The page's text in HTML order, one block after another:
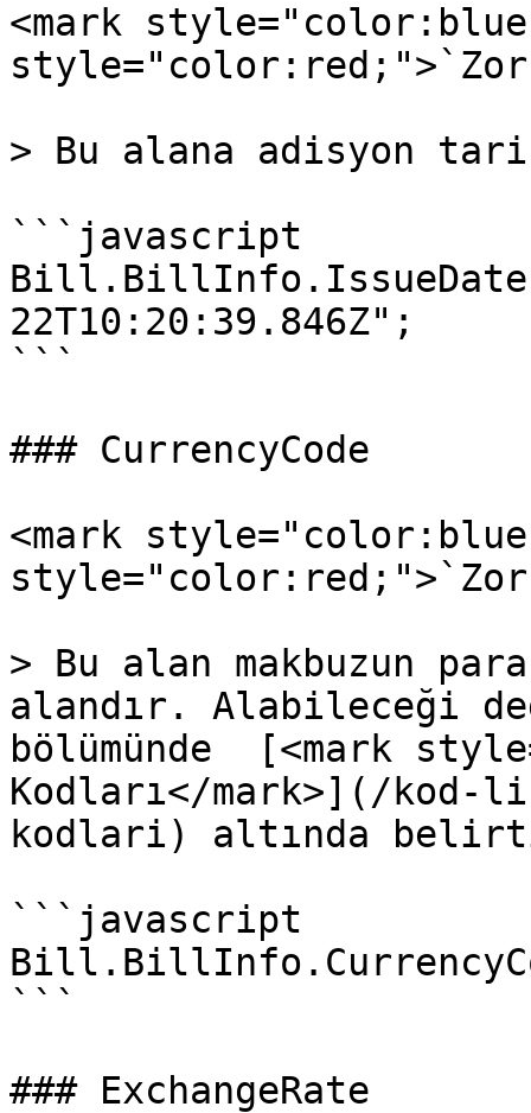
<mark
> Bu alana adisyon
```javascript
Bill.BillInfo.IssueDate
22T10:20:39.846Z";
```
### CurrencyCode
<mark
> Bu alan makbuzun
alandır. Alabileceği
bölümünde  [<mark
Kodları</mark>](/
kodlari) altında
```javascript
```
### ExchangeRate